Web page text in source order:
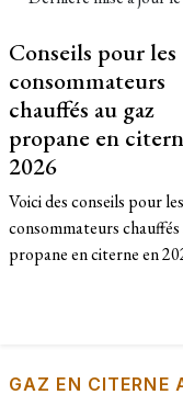
Conseils pour les
consommateurs
chauffés au gaz
propane en
2026
Voici des conseils pour les
consommateurs chauffés
propane en citerne en
GAZ EN CITERNE